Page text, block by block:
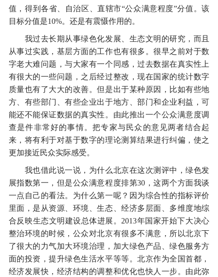
值，得到各省、自治区、直辖市“公众满意程度”分值。该
目标分值是10%。还是有震慑作用的。
我过去长期从事绿色化发展、生态文明的研究，而且
从事过实践，基层方面的工作也有很多。很早之前对于数
字老大难问题，与大家有一个同感，过去数据在真实性上
有很大的一些问题，之后经过整改，现在国家的统计数字
质量也有了大大的改善。但是出于某种原因，比如有些地
方、有些部门、有些企业出于地方、部门和企业利益，可
能还不能保证数据的真实性。由此推出一个公众满意度调
查是件非常好的事情。把专家与民众的意见两者结合起
来，将有利于对基于数字的理论测算结果进行纠偏，使之
更加接近民众实际感受。
我也借此说一说，为什么北京在这次测评中，绿色发
展指数第一，但是公众满意程度排第30，这两个方面我谈
一点自己的看法。为什么第一呢？因为综合性的指标评价
里面，是从资源、环境、生态、经济多层面、多维度地综
合反映生态文明建设总体进展。2013年国家开始下大决心
整治环境的时候，公众对北京有很多不满意，所以北京下
了很大的力气加大环境治理，加大绿色产品、绿色服务方
面的投资，提升绿色生活水平等等。北京作为全国首都，
经济发展快，经济结构的调整和优化也快人一步。由此弥